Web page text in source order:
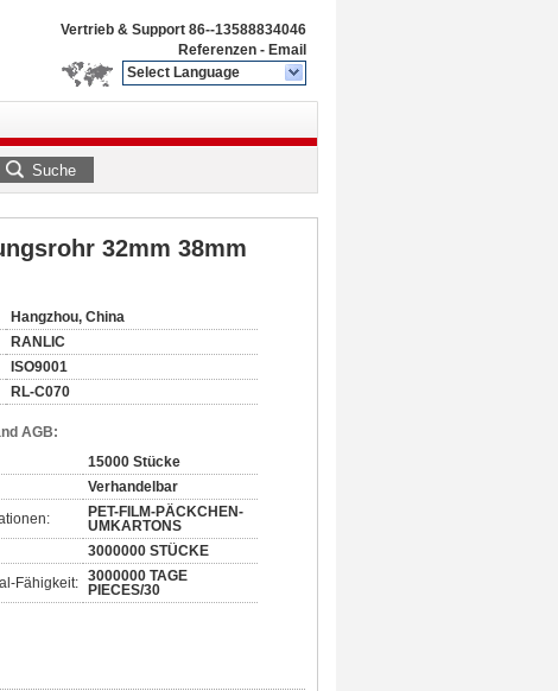
Vertrieb & Support 86--13588834046
Referenzen - Email
Select Language
Suche
32mm 38mm
Hangzhou, China
RANLIC
ISO9001
RL-C070
AGB:
15000 Stücke
Verhandelbar
PET-FILM-PÄCKCHEN-
UMKARTONS
3000000 STÜCKE
Fähigkeit: 3000000 TAGE
PIECES/30